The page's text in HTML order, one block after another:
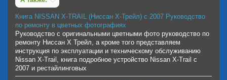
Книга NISSAN X-TRAIL (Ниссан Х-Трейл) с 2007 Руководство
по ремонту в цветных фотографиях
Руководство с оригинальными цветными фото руководство по
ремонту Ниссан Х Трейл, а кроме того представляем
инструкция по эксплуатации и техническому обслуживанию
Nissan X-Trail, книга подробное устройство Nissan X-Trail с
2007 и рестайлинговых